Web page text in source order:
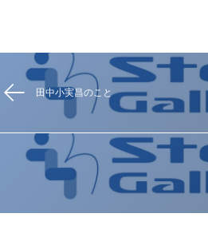
田中小実昌のこと